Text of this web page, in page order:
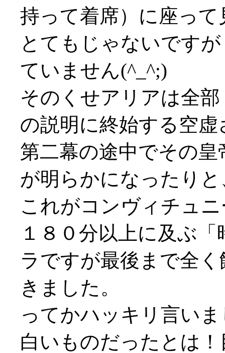
持って着席）に座っ
とてもじゃないです
ていません(^_^;)
そのくせアリアは全
の説明に終始する空虚
第二幕の途中でその
が明らかになったりと
これがコンヴィチュ
１８０分以上に及ぶ
ラですが最後まで全
きました。
ってかハッキリ言い
白いものだったとは